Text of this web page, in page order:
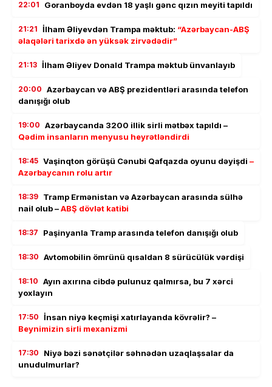
22:01 Goranboyda evdən 18 yaşlı gənc qızın meyiti tapıldı
21:21 İlham Əliyevdən Trampa məktub: “Azərbaycan-ABŞ
əlaqələri tarixdə ən yüksək zirvədədir”
21:13 İlham Əliyev Donald Trampa məktub ünvanlayıb
20:00 Azərbaycan və ABŞ prezidentləri arasında telefon
danışığı olub
19:00 Azərbaycanda 3200 illik sirli mətbəx tapıldı –
Qədim insanların menyusu heyrətləndirdi
18:45 Vaşinqton görüşü Cənubi Qafqazda oyunu dəyişdi –
Azərbaycanın rolu artır
18:39 Tramp Ermənistan və Azərbaycan arasında sülhə
nail olub –ABŞ dövlət katibi
18:37 Paşinyanla Tramp arasında telefon danışığı olub
18:30 Avtomobilin ömrünü qısaldan 8 sürücülük vərdişi
18:10 Ayın axırına cibdə pulunuz qalmırsa, bu 7 xərci
yoxlayın
17:50 İnsan niyə keçmişi xatırlayanda kövrəlir? –
Beynimizin sirli mexanizmi
17:30
Niyə bəzi sənətçilər səhnədən uzaqlaşsalar da
unudulmurlar?